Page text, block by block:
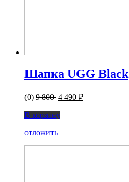
Шапка UGG Black
(0) 9 800 4 490 ₽
В корзину
отложить